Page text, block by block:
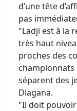
d’une tête
pas
"Ladji est à la
très haut
proches des
championnats
séparent des
Diagana.
"Il doit